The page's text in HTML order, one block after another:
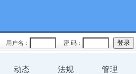
用户名： 密 码：
动态 法规 管理